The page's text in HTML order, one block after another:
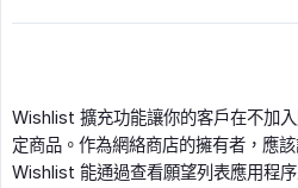
Wishlist 擴充功能讓你的客戶在不加
定商品。作為網絡商店的擁有者，應
Wishlist 能通過查看願望列表應用程